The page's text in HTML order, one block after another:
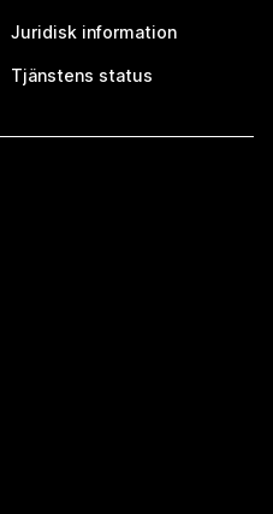
Juridisk information
Tjänstens status